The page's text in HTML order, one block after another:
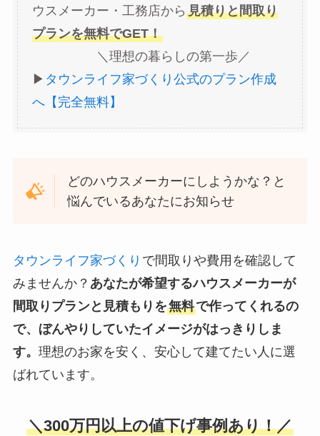
ウスメーカー・工務店から 見積りと間取り
プランを無料でGET！
＼理想の暮らしの第一歩／
▶︎ タウンライフ家づくり公式のプラン作成
へ【完全無料】
どのハウスメーカーにしようかな？と
悩んでいるあなたにお知らせ
タウンライフ家づくり で間取りや費用を確認して
みませんか？ あなたが希望するハウスメーカーが
間取りプランと見積もりを無料で作ってくれるの
で、ぼんやりしていたイメージがはっきりしま
す。 理想のお家を安く、安心して建てたい人に選
ばれています。
＼300万円以上の値下げ事例あり！／